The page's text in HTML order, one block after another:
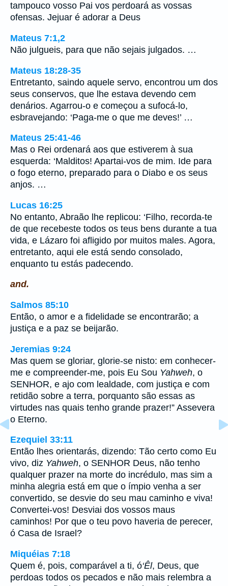
tampouco vosso Pai vos perdoará as vossas
ofensas. Jejuar é adorar a Deus
Mateus 7:1,2
Não julgueis, para que não sejais julgados. …
Mateus 18:28-35
Entretanto, saindo aquele servo, encontrou um dos
seus conservos, que lhe estava devendo cem
denários. Agarrou-o e começou a sufocá-lo,
esbravejando: ‘Paga-me o que me deves!’ …
Mateus 25:41-46
Mas o Rei ordenará aos que estiverem à sua
esquerda: ‘Malditos! Apartai-vos de mim. Ide para
o fogo eterno, preparado para o Diabo e os seus
anjos. …
Lucas 16:25
No entanto, Abraão lhe replicou: ‘Filho, recorda-te
de que recebeste todos os teus bens durante a tua
vida, e Lázaro foi afligido por muitos males. Agora,
entretanto, aqui ele está sendo consolado,
enquanto tu estás padecendo.
and.
Salmos 85:10
Então, o amor e a fidelidade se encontrarão; a
justiça e a paz se beijarão.
Jeremias 9:24
Mas quem se gloriar, glorie-se nisto: em conhecer-
me e compreender-me, pois Eu Sou Yahweh, o
SENHOR, e ajo com lealdade, com justiça e com
retidão sobre a terra, porquanto são essas as
virtudes nas quais tenho grande prazer!” Assevera
o Eterno.
Ezequiel 33:11
Então lhes orientarás, dizendo: Tão certo como Eu
vivo, diz Yahweh, o SENHOR Deus, não tenho
qualquer prazer na morte do incrédulo, mas sim a
minha alegria está em que o ímpio venha a ser
convertido, se desvie do seu mau caminho e viva!
Convertei-vos! Desviai dos vossos maus
caminhos! Por que o teu povo haveria de perecer,
ó Casa de Israel?
Miquéias 7:18
Quem é, pois, comparável a ti, ó‘Êl, Deus, que
perdoas todos os pecados e não mais relembra a